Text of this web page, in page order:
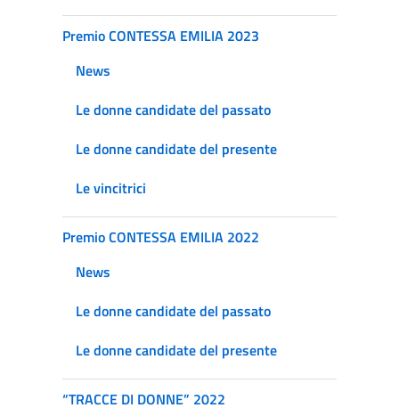
Premio CONTESSA EMILIA 2023
News
Le donne candidate del passato
Le donne candidate del presente
Le vincitrici
Premio CONTESSA EMILIA 2022
News
Le donne candidate del passato
Le donne candidate del presente
“TRACCE DI DONNE” 2022